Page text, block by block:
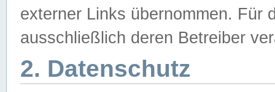
externer Links übernommen. Für
ausschließlich deren Betreiber
2. Datenschutz